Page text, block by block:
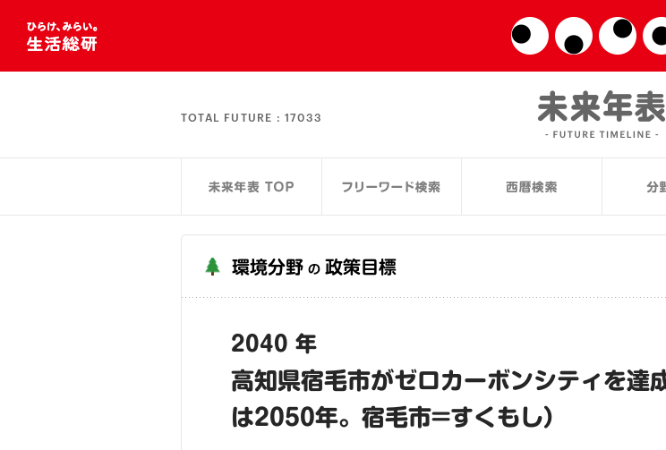
TOTAL FUTURE : 17033
環境分野 の 政策目標
2040 年
高知県宿毛市がゼロカーボンシティを達
は2050年。宿毛市=すくもし）